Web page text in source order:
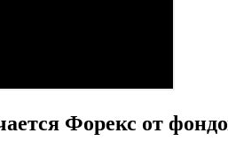
Форекс от